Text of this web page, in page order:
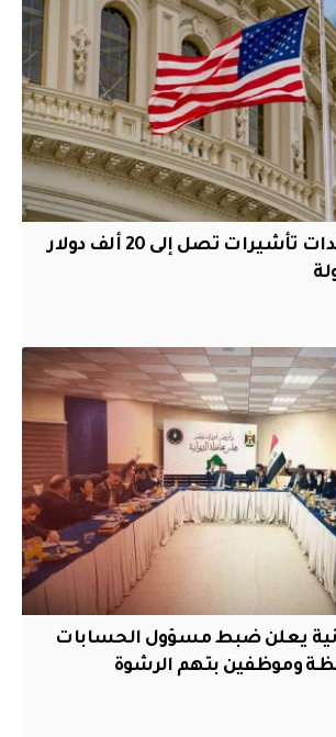
أميركا تقر سندات تأشيرات تصل إلى 20 ألف دولار
يعلن ضبط مسؤول الحسابات
وموظفين بتهم الرشوة